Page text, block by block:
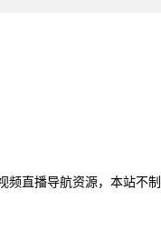
频直播导航资源，本站不制